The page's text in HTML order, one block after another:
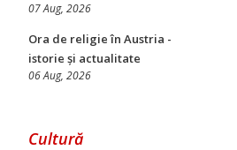
07 Aug, 2026
Ora de religie în Austria -
istorie și actualitate
06 Aug, 2026
Cultură